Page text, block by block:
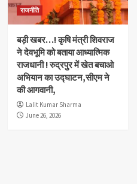
राजनीति
बड़ी खबर…! कृषि मंत्री शिवराज
ने देवभूमि को बताया आध्यात्मिक
राजधानी ! रुद्रपुर में खेत बचाओ
अभियान का उद्घाटन,सीएम ने
की आगवानी,
Lalit Kumar Sharma
June 26, 2026